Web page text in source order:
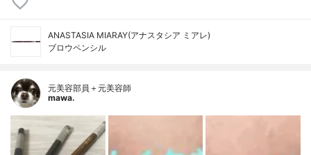
ANASTASIA MIARAY(アナスタシア ミアレ)
ブロウペンシル
元美容部員＋元美容師
mawa.